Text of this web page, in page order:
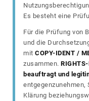
Es besteht eine
Für die Prüfung von
und die
mit COPY-IDENT /
zusammen.
beauftragt und
entgegenzunehmen,
Klärung